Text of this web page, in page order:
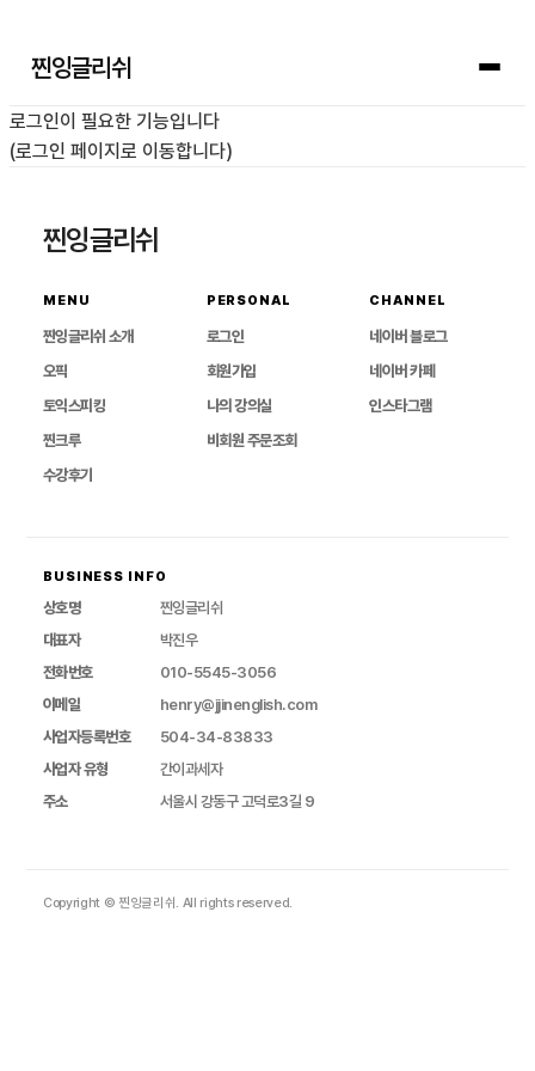
찐잉글리쉬
로그인이 필요한 기능입니다
(로그인 페이지로 이동합니다)
찐잉글리쉬
MENU
찐잉글리쉬 소개
오픽
토익스피킹
찐크루
수강후기
PERSONAL
로그인
회원가입
나의 강의실
비회원 주문조회
CHANNEL
네이버 블로그
네이버 카페
인스타그램
BUSINESS INFO
상호명
찐잉글리쉬
대표자
박진우
전화번호
010-5545-3056
이메일
henry@jjinenglish.com
사업자등록번호
504-34-83833
사업자 유형
간이과세자
주소
서울시 강동구 고덕로3길 9
Copyright © 찐잉글리쉬. All rights reserved.